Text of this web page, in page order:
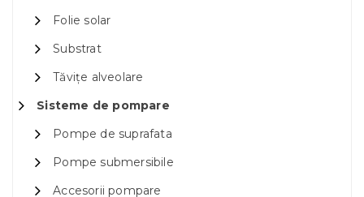
Folie solar
Substrat
Tăvițe alveolare
Sisteme de pompare
Pompe de suprafata
Pompe submersibile
Accesorii pompare